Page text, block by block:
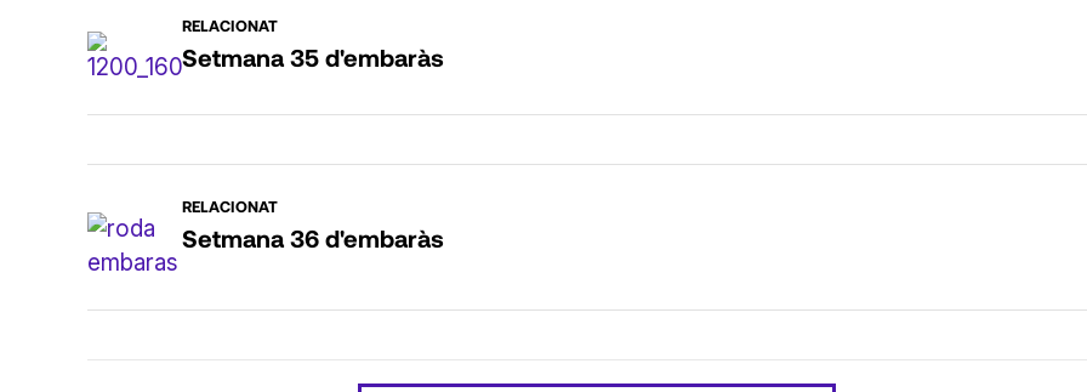
RELACIONAT
Setmana 35 d'embaràs
RELACIONAT
Setmana 36 d'embaràs